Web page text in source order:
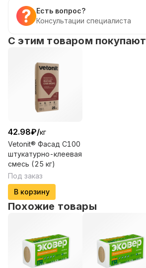
Есть вопрос?
Консультации специалиста
С этим товаром покупают
42.98₽/кг
Vetonit® Фасад С100
штукатурно-клеевая
смесь (25 кг)
Под заказ
В корзину
Похожие товары